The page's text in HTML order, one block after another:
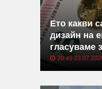
Ето какви
дизайн на
гласуваме
20:45